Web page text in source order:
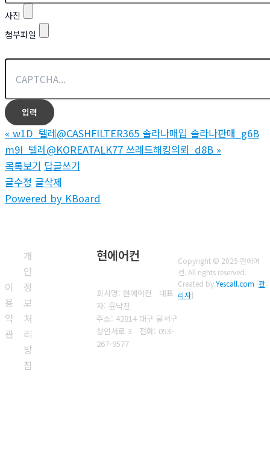
사진
첨부파일
« w1D_텔레@CASHFILTER365 솔라나매입 솔라나판매_g6B
m9I_텔레@KOREATALK77 쓰레드해킹의뢰_d8B »
목록보기 답글쓰기
글수정 글삭제
Powered by KBoard
이
용
약
관
개
인
정
보
처
리
방
침
현에어컨
회사명: 현에어컨 대표
자: 윤낙진
주소: 42814 대구 달서구
상인서로 3 전화: 053-
267-9577
Copyright © 2025 현에어
컨. All rights reserved.
Created byYescall.com [관
리자]